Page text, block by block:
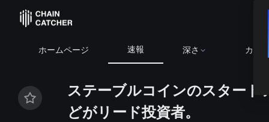
ホームページ 速報 深さ カレ
ステーブルコインのスタート
どがリード投資者。